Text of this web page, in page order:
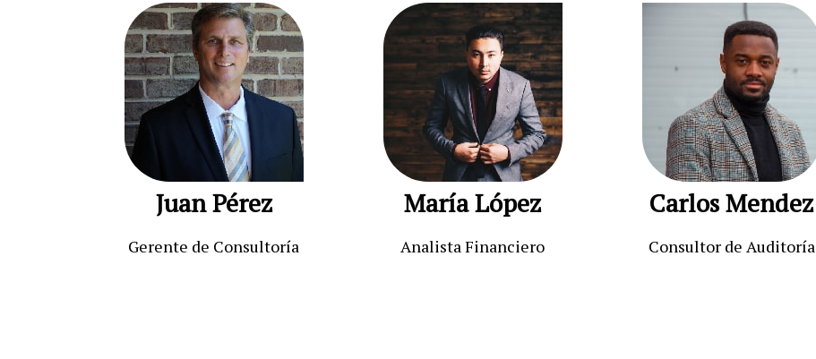
Juan Pérez
Gerente de Consultoría
María López
Analista Financiero
Carlos Mendez
Consultor de Auditoría